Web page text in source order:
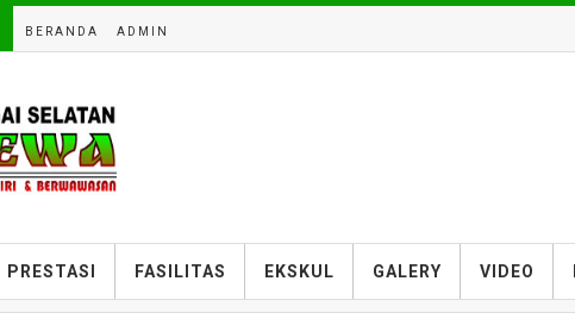
BERANDA ADMIN
PRESTASI FASILITAS EKSKUL GALERY VIDEO